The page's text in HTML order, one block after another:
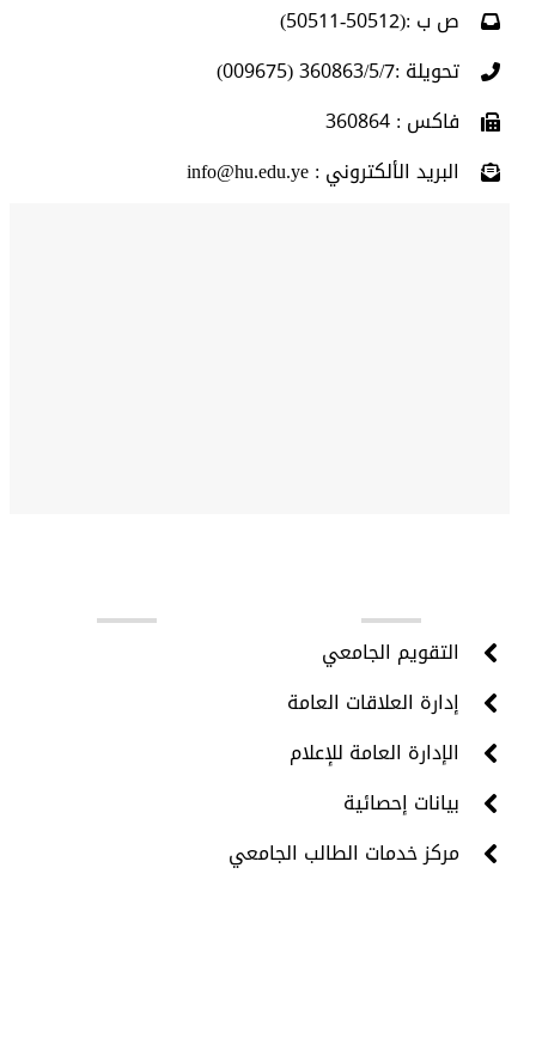
ص ب :(50512-50511)
تحويلة :360863/5/7 (009675)
فاكس : 360864
البريد الألكتروني : info@hu.edu.ye
التقويم الجامعي
إدارة العلاقات العامة
الإدارة العامة للإعلام
بيانات إحصائية
مركز خدمات الطالب الجامعي